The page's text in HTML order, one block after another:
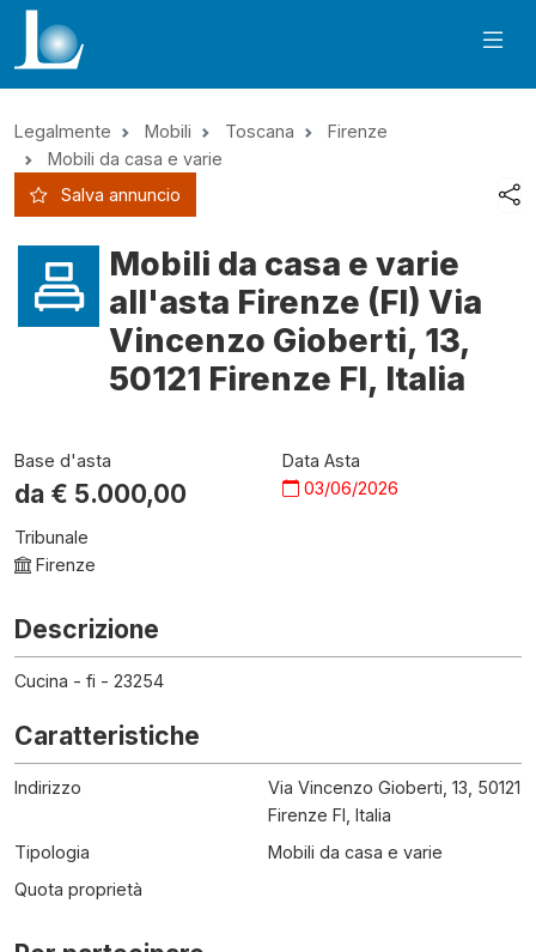
Legalmente Mobili Toscana
Firenze
Mobili da casa e varie
Salva annuncio
Mobili da casa e varie
all'asta Firenze (FI) Via
Vincenzo Gioberti, 13,
50121 Firenze FI, Italia
Base d'asta
da € 5.000,00
Data Asta
03/06/2026
Tribunale
Firenze
Descrizione
Cucina - fi - 23254
Caratteristiche
Indirizzo
Via Vincenzo Gioberti, 13, 50121
Firenze FI, Italia
Tipologia
Mobili da casa e varie
Quota proprietà